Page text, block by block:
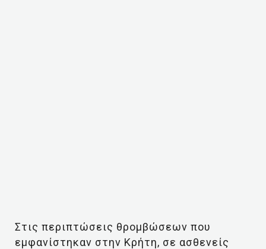
Στις περιπτώσεις θρομβώσεων που
εμφανίστηκαν στην Κρήτη, σε ασθενείς